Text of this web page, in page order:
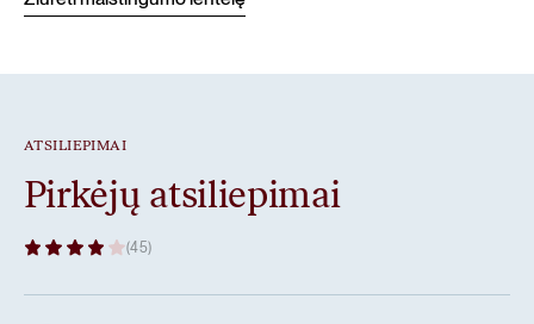
ATSILIEPIMAI
Pirkėjų atsiliepimai
(45)